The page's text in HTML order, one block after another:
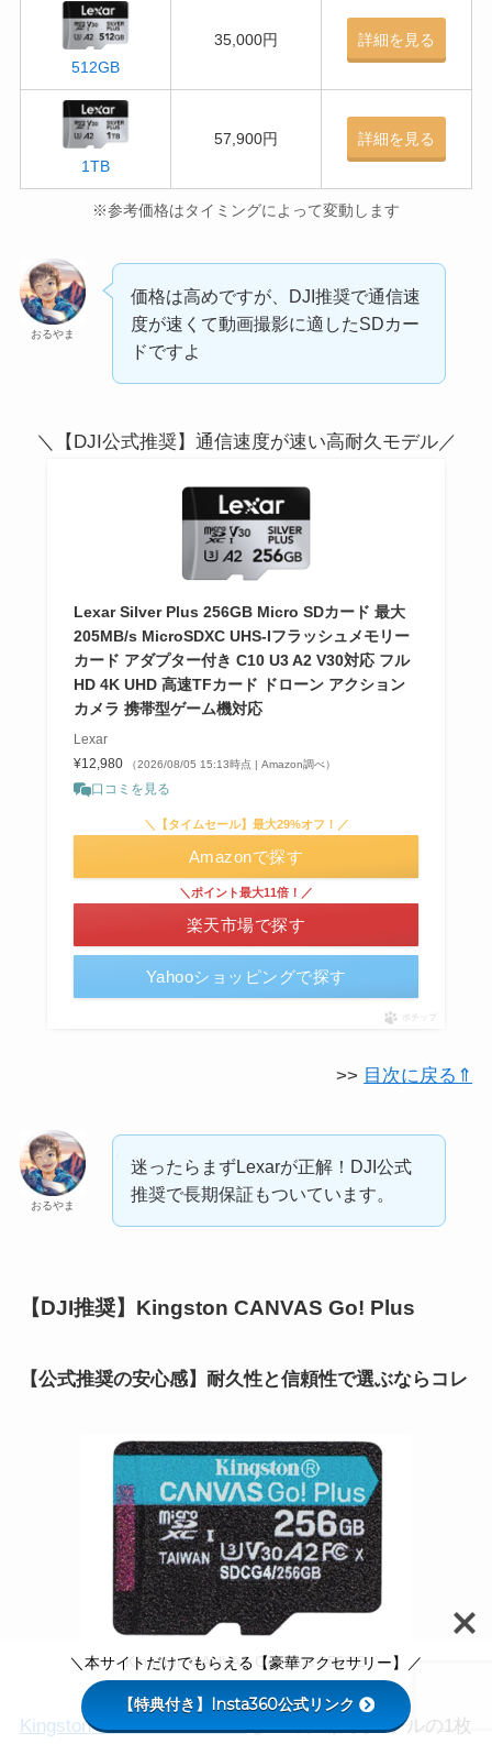
512GB
35,000円 詳細を見る
1TB
57,900円 詳細を見る
※参考価格はタイミングによって変動します
おるやま
価格は高めですが、DJI推奨で通信速
度が速くて動画撮影に適したSDカー
ドですよ
＼【DJI公式推奨】通信速度が速い高耐久モデル／
Lexar Silver Plus 256GB Micro SDカード 最大
205MB/s MicroSDXC UHS-Iフラッシュメモリー
カード アダプター付き C10 U3 A2 V30対応 フル
HD 4K UHD 高速TFカード ドローン アクション
カメラ 携帯型ゲーム機対応
Lexar
¥12,980
（2026/08/05 15:13時点 | Amazon調べ）
口コミを見る
＼【タイムセール】最大29%オフ！／
Amazonで探す
＼ポイント最大11倍！／
楽天市場で探す
Yahooショッピングで探す
ポチップ
>> 目次に戻る⇑
おるやま
迷ったらまずLexarが正解！DJI公式
推奨で長期保証もついています。
【DJI推奨】Kingston CANVAS Go! Plus
【公式推奨の安心感】耐久性と信頼性で選ぶならコレ
Kingston CANVAS Go! Plus 256GB
Kingston CANVAS Go! PlusもDJI公式推奨モデルの1枚
＼本サイトだけでもらえる【豪華アクセサリー】／
【特典付き】Insta360公式リンク